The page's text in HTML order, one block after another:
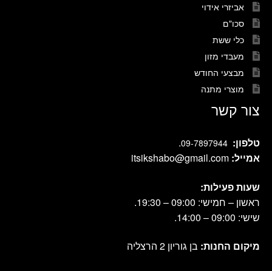
אביזרי אידוי
סכו"ם
כלי ששת
מעבדי מזון
מבצעי החודש
מוצרי מתנה
צור קשר
טלפון: 09-7897944
.
אמייל: itsikshabo@gmail.com
שעות פעילות:
ראשון – חמישי: 09:00 – 19:30.
שישי: 09:00 – 14:00.
מיקום החנות: בן גוריון 2 הרצליה